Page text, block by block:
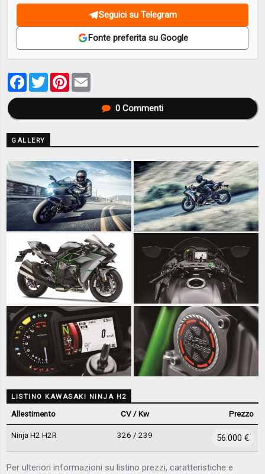
Seguici su Telegram
Fonte preferita su Google
Facebook
TwitterPinterest
0Commenti
GALLERY
LISTINO KAWASAKI NINJA H2
Allestimento CV / Kw Prezzo
Ninja H2 H2R 326 / 239 56.000 €
Per ulteriori informazioni su listino prezzi, caratteristiche e